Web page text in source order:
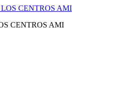
CENTROS AMI